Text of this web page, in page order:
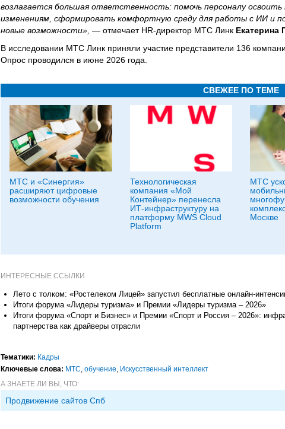
возлагается большая ответственность: помочь персоналу
изменениям, сформировать комфортную среду для работы с ИИ и
новые возможности», — отмечает HR-директор МТС Линк Екатерина
В исследовании МТС Линк приняли участие представители 136
Опрос проводился в июне 2026 года.
СВЕЖЕЕ ПО ТЕМЕ
МТС и «Синергия»
расширяют цифровые
возможности обучения
Технологическая
компания «Мой
Контейнер» перенесла
ИТ-инфраструктуру на
платформу MWS Cloud
Platform
МТС
Москве
ИНТЕРЕСНЫЕ ССЫЛКИ
Лето с толком: «Ростелеком Лицей» запустил бесплатные онлайн-
Итоги форума «Лидеры туризма» и Премии «Лидеры туризма – 2026»
Итоги форума «Спорт и Бизнес» и Премии «Спорт и Россия – 2026»:
партнерства как драйверы отрасли
Тематики: Кадры
Ключевые слова: МТС, обучение, Искусственный интеллект
А ЗНАЕТЕ ЛИ ВЫ, ЧТО:
Продвижение сайтов Спб